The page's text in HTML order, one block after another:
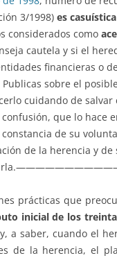
3/1998) es casuística
considerados como
cautela y si el
financieras o
sobre el
cuidando de salvar
que lo hace
de su
de la herencia y de
prácticas que
inicial de los
a saber, cuando el
de la herencia, el